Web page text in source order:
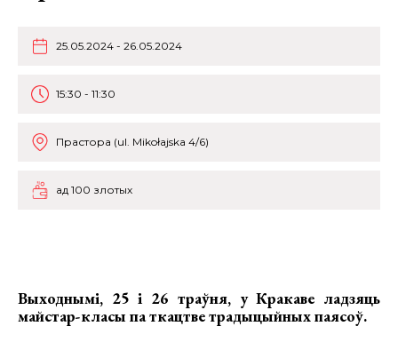
25.05.2024 - 26.05.2024
15:30 - 11:30
Прастора (ul. Mikołajska 4/6)
ад 100 злотых
Выходнымі, 25 і 26 траўня, у Кракаве ладзяць
майстар-класы па ткацтве традыцыйных паясоў.